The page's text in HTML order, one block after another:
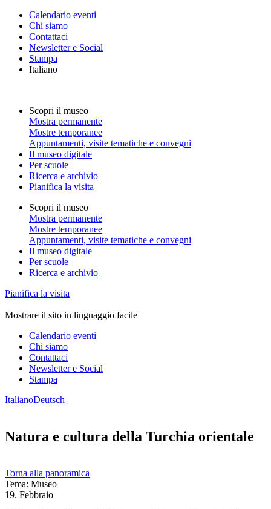
Calendario eventi
Chi siamo
Contattaci
Newsletter e Social
Stampa
Italiano
Scopri il museo
Mostra permanente
Mostre temporanee
Appuntamenti, visite tematiche e convegni
Il museo digitale
Per scuole
Ricerca e archivio
Pianifica la visita
Scopri il museo
Mostra permanente
Mostre temporanee
Appuntamenti, visite tematiche e convegni
Il museo digitale
Per scuole
Ricerca e archivio
Pianifica la visita
Mostrare il sito in linguaggio facile
Calendario eventi
Chi siamo
Contattaci
Newsletter e Social
Stampa
ItalianoDeutsch
Natura e cultura della Turchia orientale
Torna alla panoramica
Tema: Museo
19. Febbraio